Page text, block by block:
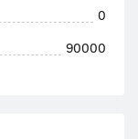
0
90000